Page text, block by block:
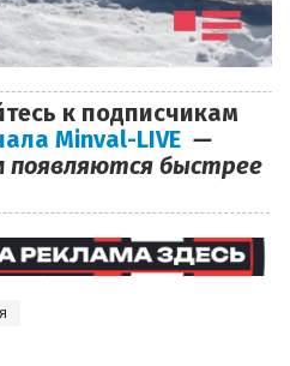
к подписчикам
Minval-LIVE —
появляются быстрее